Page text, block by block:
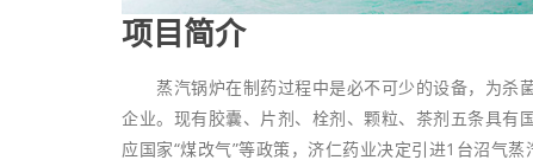
项目简介
蒸汽锅炉在制药过程中是必不可少的设备，为杀
企业。现有胶囊、片剂、栓剂、颗粒、茶剂五条具有
应国家“煤改气”等政策，济仁药业决定引进1台沼气